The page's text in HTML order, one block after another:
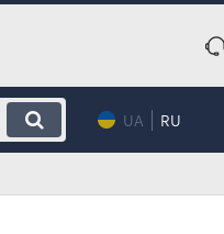
RU
UA